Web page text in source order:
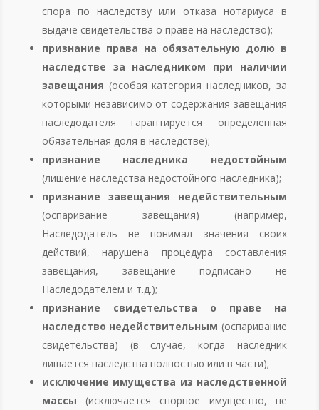
спора по наследству или отказа нотариуса в
выдаче свидетельства о праве на наследство);
признание права на обязательную долю в
наследстве за наследником при наличии
завещания (особая категория наследников, за
которыми независимо от содержания завещания
наследодателя гарантируется определенная
обязательная доля в наследстве);
признание наследника недостойным
(лишение наследства недостойного наследника);
признание завещания недействительным
(оспаривание завещания) (например,
Наследодатель не понимал значения своих
действий, нарушена процедура составления
завещания, завещание подписано не
Наследодателем и т.д.);
признание свидетельства о праве на
наследство недействительным (оспаривание
свидетельства) (в случае, когда наследник
лишается наследства полностью или в части);
исключение имущества из наследственной
массы (исключается спорное имущество, не